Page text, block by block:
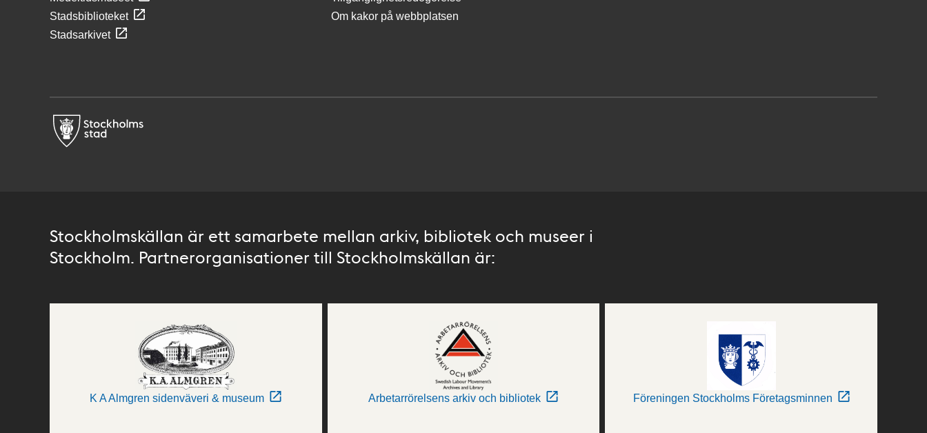
Stadsbiblioteket
Stadsarkivet
Om kakor på webbplatsen
Stockholmskällan är ett samarbete mellan arkiv, bibliotek och museer i
Stockholm. Partnerorganisationer till Stockholmskällan är:
K A Almgren sidenväveri & museum Arbetarrörelsens arkiv och bibliotek Föreningen Stockholms Företagsminnen